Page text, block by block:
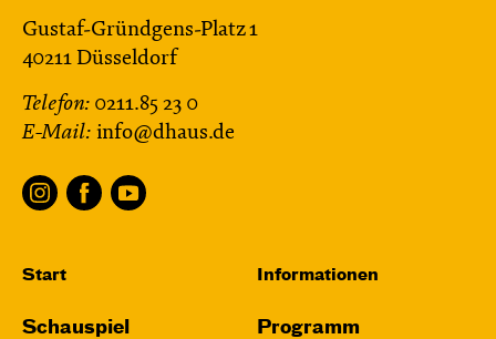
Gustaf-Gründgens-Platz 1
40211 Düsseldorf
Telefon: 0211.85 23 0
E-Mail: info@dhaus.de
Start
Schauspiel
Informationen
Programm